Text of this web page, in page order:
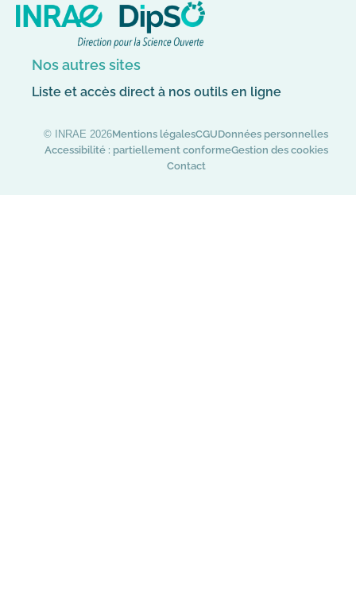
Nos autres sites
Liste et accès direct à nos outils en ligne
© INRAE 2026Mentions légalesCGUDonnées personnelles
Accessibilité : partiellement conformeGestion des cookies
Contact